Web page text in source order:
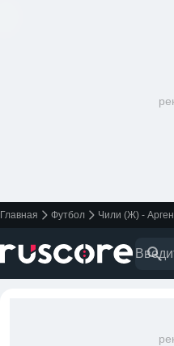
Главная Футбол Чили (Ж) -